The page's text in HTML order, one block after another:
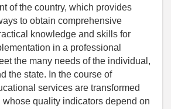
of the country, which provides
to obtain comprehensive
knowledge and skills for
in a professional
the many needs of the individual,
the state. In the course of
services are transformed
whose quality indicators depend on